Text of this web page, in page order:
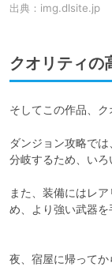
出典： img.dlsite.jp
クオリティの
そしてこの作品、ク
ダンジョン攻略で
分岐するため、いろ
また、装備にはレ
め、より強い武器を
夜、宿屋に帰って